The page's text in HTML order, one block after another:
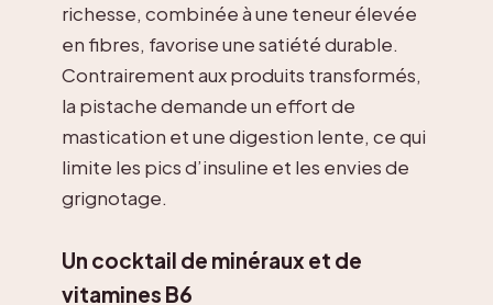
richesse, combinée à une teneur élevée
en fibres, favorise une satiété durable.
Contrairement aux produits transformés,
la pistache demande un effort de
mastication et une digestion lente, ce qui
limite les pics d’insuline et les envies de
grignotage.
Un cocktail de minéraux et de
vitamines B6